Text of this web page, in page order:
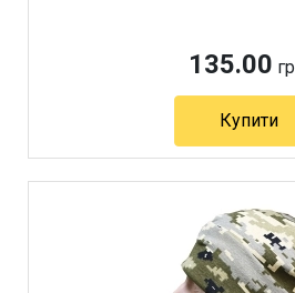
135.00
Купити